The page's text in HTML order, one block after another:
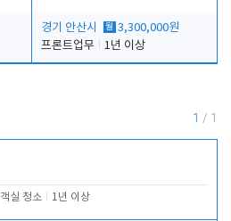
경기 안산시 월 3,300,000원
프론트업무
1년 이상
1 / 1
객실 청소 1년 이상